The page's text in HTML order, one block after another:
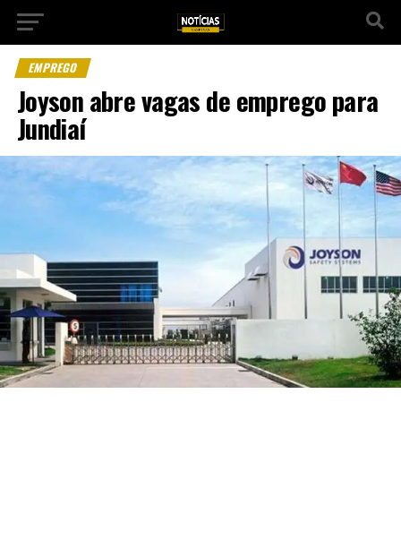
EMPREGO
Joyson abre vagas de emprego para
Jundiaí